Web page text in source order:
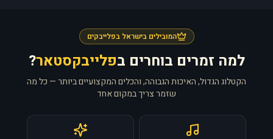
המובילים בישראל בפלייבקים
למה זמרים בוחרים בפלייבקסטאר?
הקטלוג הגדול, האיכות הגבוהה, והכלים המקצועיים ביותר — כל מה
שזמר צריך במקום אחד